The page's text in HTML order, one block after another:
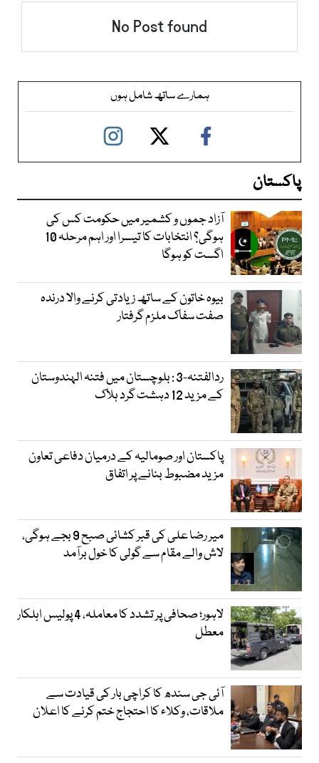
No Post found
ہمارے ساتھ شامل ہوں
پاکستان
آزاد جموں و کشمیر میں حکومت کس کی
ہوگی؟ انتخابات کا تیسرا اور اہم مرحلہ 10
اگست کو ہوگا
بیوہ خاتون کے ساتھ زیادتی کرنے والا درندہ
صفت سفاک ملزم گرفتار
ردالفتنہ-3 : بلوچستان میں فتنہ الہندوستان
کے مزید 12 دہشت گرد ہلاک
پاکستان اور صومالیہ کے درمیان دفاعی تعاون
مزید مضبوط بنانے پر اتفاق
میر رضا علی کی قبر کشائی صبح 9 بجے ہوگی،
لاش والے مقام سے گولی کا خول برآمد
لاہور؛ صحافی پر تشدد کا معاملہ، 4 پولیس اہلکار
معطل
آئی جی سندھ کا کراچی بار کی قیادت سے
ملاقات، وکلاء کا احتجاج ختم کرنے کا اعلان